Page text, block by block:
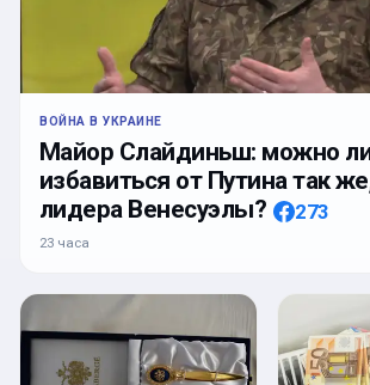
ВОЙНА В УКРАИНЕ
Майор Слайдиньш: можно
избавиться от Путина так
лидера Венесуэлы?
273
23 часа